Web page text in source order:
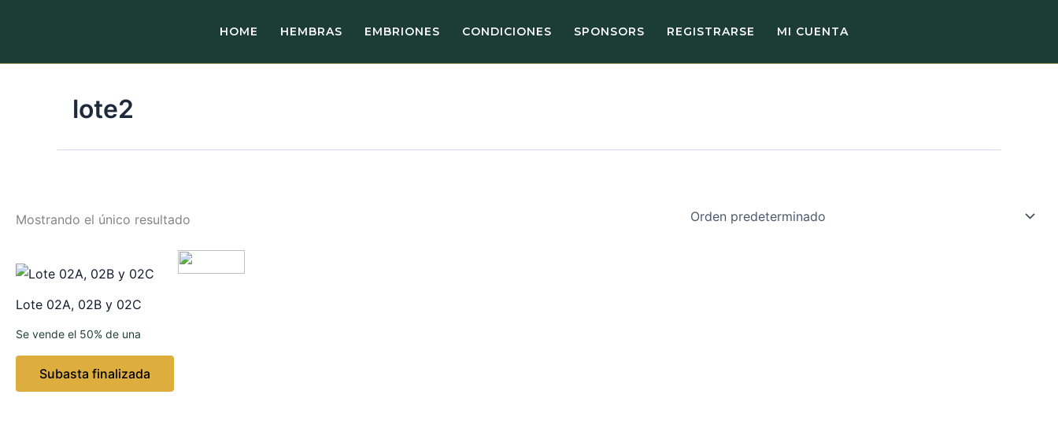
HOME HEMBRAS EMBRIONES CONDICIONES SPONSORS REGISTRARSE MI CUENTA
lote2
Mostrando el único resultado
Lote 02A, 02B y 02C
Se vende el 50% de una
Subasta finalizada